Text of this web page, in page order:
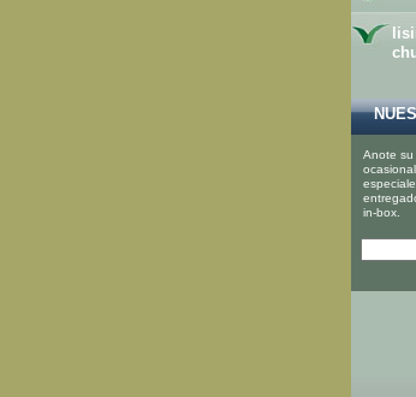
Anote su
in-box.